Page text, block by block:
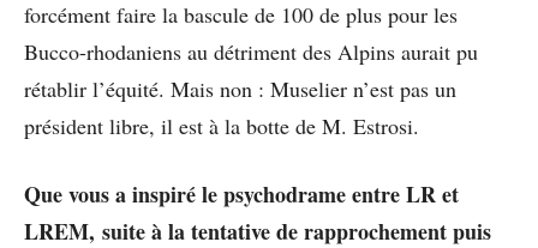
forcément faire la bascule de 100 de plus pour les
Bucco-rhodaniens au détriment des Alpins aurait pu
rétablir l’équité. Mais non : Muselier n’est pas un
président libre, il est à la botte de M. Estrosi.
Que vous a inspiré le psychodrame entre LR et
LREM, suite à la tentative de rapprochement puis